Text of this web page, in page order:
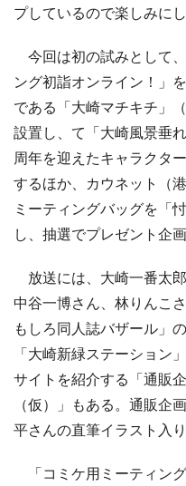
プしているので楽しみに
今回は初の試みとして
ング初詣オンライン！」
である「大崎マチキチ」
設置し、て「大崎風景垂
周年を迎えたキャラクタ
するほか、カウネット（
ミーティングバッグを「
し、抽選でプレゼント企画
放送には、大崎一番太
中谷一博さん、林りんこ
もしろ同人誌バザール」
「大崎新緑ステーション
サイトを紹介する「通販
（仮）」もある。通販企
平さんの直筆イラスト入
「コミケ用ミーティン